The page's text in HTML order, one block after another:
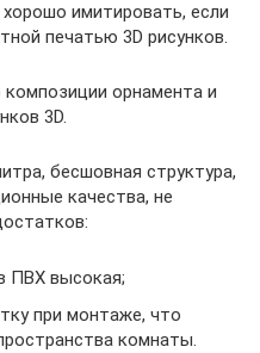
имитировать, если
печатью 3D рисунков.
орнамента и
3D.
бесшовная структура,
качества, не
ПВХ высокая;
при монтаже, что
комнаты.